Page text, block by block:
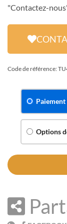
"Contactez-
Code de référence:
Options